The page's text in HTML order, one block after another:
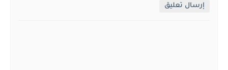
إرسال تعليق